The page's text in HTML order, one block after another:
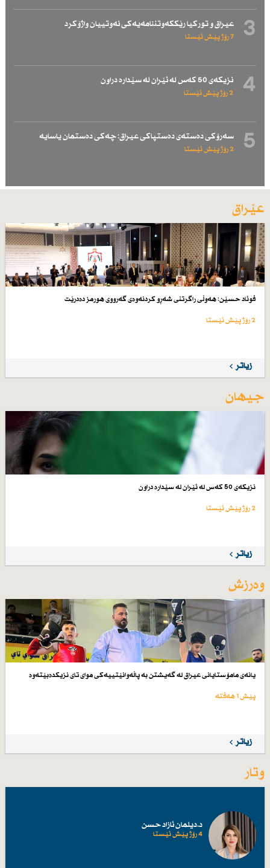
3 عیراق و توركیا رێككەوتننامەیەكی نەوتییان واژۆكرد
7 رۆژ پێش ئێستا
4 نزیكەی 50 كەس لە ئێران لە سێدارە دراون
2 رۆژ پێش ئێستا
5 سەرۆكی دەستەی دەستپاكی عیراق: چەكی دەستمان یاسایە
2 رۆژ پێش ئێستا
عێراق
فوئاد حسێن: هەوڵی راگرتنی شەڕو كردنەوەی گەرووی هورمز دەدرێت
2 رۆژ پێش ئێستا
زیاتر
جیهان
نزیكەی 50 كەس لە ئێران لە سێدارە دراون
2 رۆژ پێش ئێستا
زیاتر
وەرزش
یانەی مامۆستایانی عیراق لە گەیشتن بە پاڵەوانێتییەكی موای تای نزیكدەبێتەوە
پێش 1 هەفتە
زیاتر
وتار
د.دیلمان ئازاد حسن
4 رۆژ پێش ئێستا